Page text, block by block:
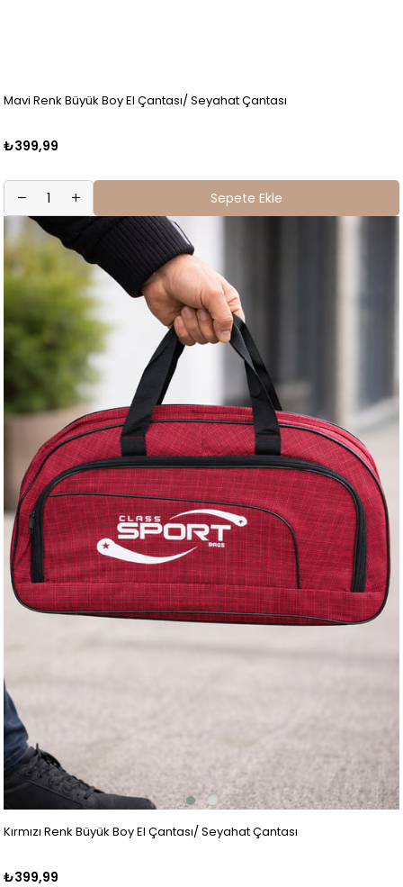
Mavi Renk Büyük Boy El Çantası/ Seyahat Çantası
₺399,99
Sepete Ekle
Kırmızı Renk Büyük Boy El Çantası/ Seyahat Çantası
₺399,99